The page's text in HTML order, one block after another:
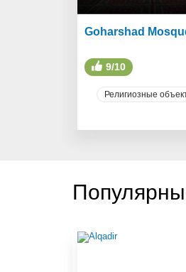
Goharshad
9/10
Религиозные